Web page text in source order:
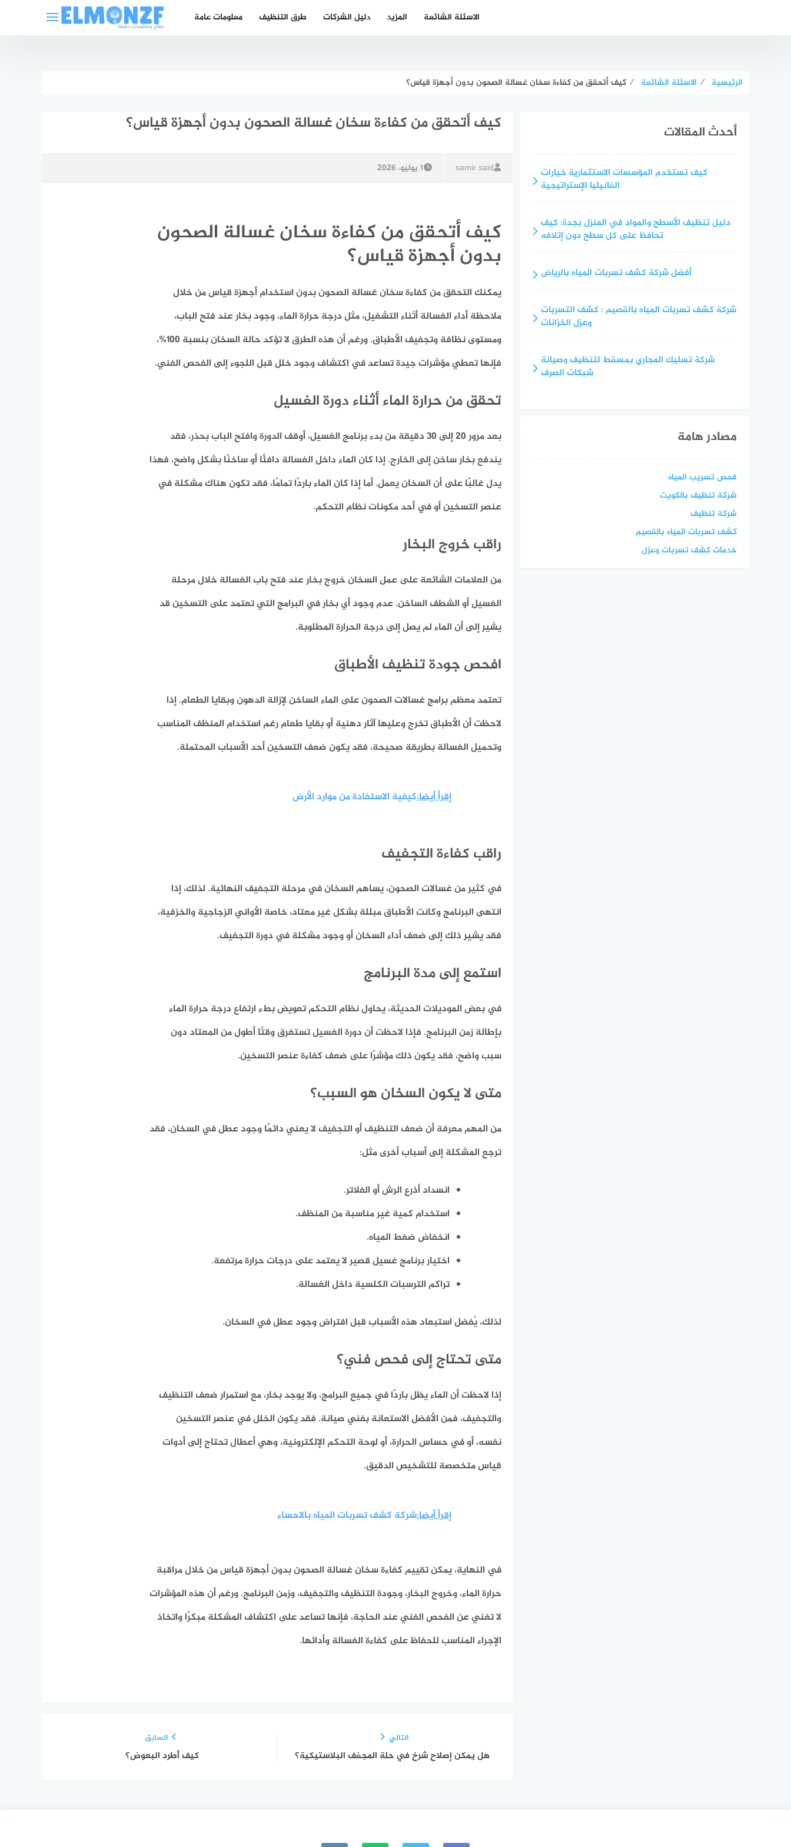
معلومات عامة طرق التنظيف دليل الشركات المزيد الاسئلة الشائعة
الرئيسية ⁄ الاسئلة الشائعة ⁄ كيف أتحقق من كفاءة سخان غسالة الصحون بدون أجهزة قياس؟
كيف أتحقق من كفاءة سخان غسالة الصحون بدون أجهزة قياس؟
samir said 1 يوليو، 2026
كيف أتحقق من كفاءة سخان غسالة الصحون
بدون أجهزة قياس؟
يمكنك التحقق من كفاءة سخان غسالة الصحون بدون استخدام أجهزة قياس من خلال
ملاحظة أداء الغسالة أثناء التشغيل، مثل درجة حرارة الماء، وجود بخار عند فتح الباب،
ومستوى نظافة وتجفيف الأطباق. ورغم أن هذه الطرق لا تؤكد حالة السخان بنسبة 100%،
فإنها تعطي مؤشرات جيدة تساعد في اكتشاف وجود خلل قبل اللجوء إلى الفحص الفني.
تحقق من حرارة الماء أثناء دورة الغسيل
بعد مرور 20 إلى 30 دقيقة من بدء برنامج الغسيل، أوقف الدورة وافتح الباب بحذر، فقد
يندفع بخار ساخن إلى الخارج. إذا كان الماء داخل الغسالة دافئًا أو ساخنًا بشكل واضح، فهذا
يدل غالبًا على أن السخان يعمل. أما إذا كان الماء باردًا تمامًا، فقد تكون هناك مشكلة في
عنصر التسخين أو في أحد مكونات نظام التحكم.
راقب خروج البخار
من العلامات الشائعة على عمل السخان خروج بخار عند فتح باب الغسالة خلال مرحلة
الغسيل أو الشطف الساخن. عدم وجود أي بخار في البرامج التي تعتمد على التسخين قد
يشير إلى أن الماء لم يصل إلى درجة الحرارة المطلوبة.
افحص جودة تنظيف الأطباق
تعتمد معظم برامج غسالات الصحون على الماء الساخن لإزالة الدهون وبقايا الطعام. إذا
لاحظت أن الأطباق تخرج وعليها آثار دهنية أو بقايا طعام رغم استخدام المنظف المناسب
وتحميل الغسالة بطريقة صحيحة، فقد يكون ضعف التسخين أحد الأسباب المحتملة.
إقرأ أيضا:كيفية الاستفادة من موارد الأرض
راقب كفاءة التجفيف
في كثير من غسالات الصحون، يساهم السخان في مرحلة التجفيف النهائية. لذلك، إذا
انتهى البرنامج وكانت الأطباق مبللة بشكل غير معتاد، خاصة الأواني الزجاجية والخزفية،
فقد يشير ذلك إلى ضعف أداء السخان أو وجود مشكلة في دورة التجفيف.
استمع إلى مدة البرنامج
في بعض الموديلات الحديثة، يحاول نظام التحكم تعويض بطء ارتفاع درجة حرارة الماء
بإطالة زمن البرنامج. فإذا لاحظت أن دورة الغسيل تستغرق وقتًا أطول من المعتاد دون
سبب واضح، فقد يكون ذلك مؤشرًا على ضعف كفاءة عنصر التسخين.
متى لا يكون السخان هو السبب؟
من المهم معرفة أن ضعف التنظيف أو التجفيف لا يعني دائمًا وجود عطل في السخان، فقد
ترجع المشكلة إلى أسباب أخرى مثل:
انسداد أذرع الرش أو الفلاتر.
استخدام كمية غير مناسبة من المنظف.
انخفاض ضغط المياه.
اختيار برنامج غسيل قصير لا يعتمد على درجات حرارة مرتفعة.
تراكم الترسبات الكلسية داخل الغسالة.
لذلك، يُفضل استبعاد هذه الأسباب قبل افتراض وجود عطل في السخان.
متى تحتاج إلى فحص فني؟
إذا لاحظت أن الماء يظل باردًا في جميع البرامج، ولا يوجد بخار، مع استمرار ضعف التنظيف
والتجفيف، فمن الأفضل الاستعانة بفني صيانة. فقد يكون الخلل في عنصر التسخين
نفسه، أو في حساس الحرارة، أو لوحة التحكم الإلكترونية، وهي أعطال تحتاج إلى أدوات
قياس متخصصة للتشخيص الدقيق.
إقرأ أيضا:شركة كشف تسربات المياه بالاحساء
في النهاية، يمكن تقييم كفاءة سخان غسالة الصحون بدون أجهزة قياس من خلال مراقبة
حرارة الماء، وخروج البخار، وجودة التنظيف والتجفيف، وزمن البرنامج. ورغم أن هذه المؤشرات
لا تغني عن الفحص الفني عند الحاجة، فإنها تساعد على اكتشاف المشكلة مبكرًا واتخاذ
الإجراء المناسب للحفاظ على كفاءة الغسالة وأدائها.
السابق
كيف أطرد البعوض؟
التالي
هل يمكن إصلاح شرخ في حلة المجفف البلاستيكية؟
أحدث المقالات
كيف تستخدم المؤسسات الاستثمارية خيارات
الفانيليا الإستراتيجية
دليل تنظيف الأسطح والمواد في المنزل بجدة: كيف
تحافظ على كل سطح دون إتلافه
أفضل شركة كشف تسربات المياه بالرياض
شركة كشف تسربات المياه بالقصيم : كشف التسربات
وعزل الخزانات
شركة تسليك المجاري بمسقط لتنظيف وصيانة
شبكات الصرف
مصادر هامة
فحص تسريب المياه
شركة تنظيف بالكويت
شركة تنظيف
كشف تسربات المياه بالقصيم
خدمات كشف تسربات وعزل